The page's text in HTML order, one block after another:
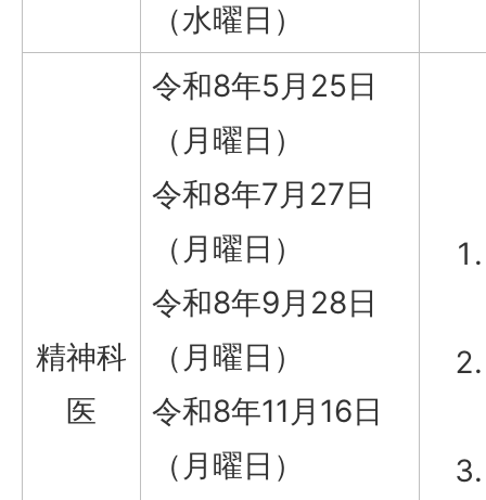
（水曜日）
精神科
医
令和8年5月25日
（月曜日）
令和8年7月27日
（月曜日）
令和8年9月28日
（月曜日）
令和8年11月16日
（月曜日）